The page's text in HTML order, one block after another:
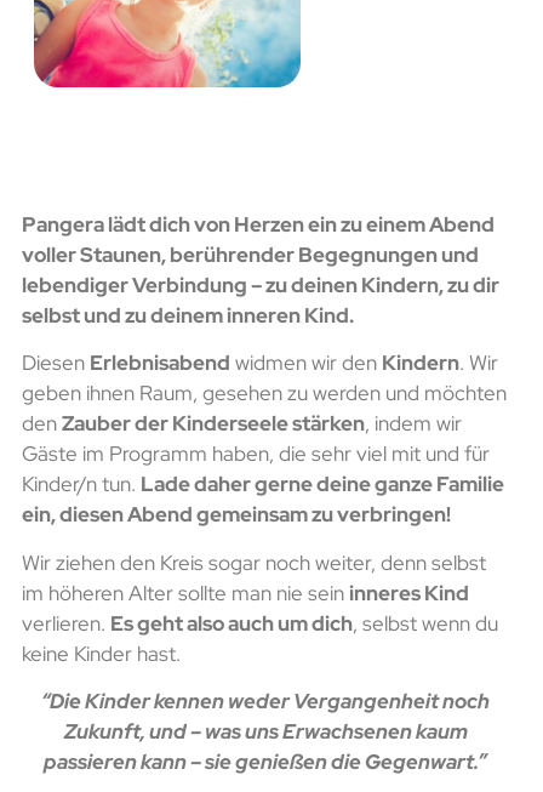
Pangera lädt dich von Herzen ein zu einem Abend
voller Staunen, berührender Begegnungen und
lebendiger Verbindung – zu deinen Kindern, zu dir
selbst und zu deinem inneren Kind.
Diesen Erlebnisabend widmen wir den Kindern. Wir
geben ihnen Raum, gesehen zu werden und möchten
denZauber der Kinderseele stärken, indem wir
Gäste im Programm haben, die sehr viel mit und für
Kinder/n tun. Lade daher gerne deine ganze Familie
ein, diesen Abend gemeinsam zu verbringen!
Wir ziehen den Kreis sogar noch weiter, denn selbst
im höheren Alter sollte man nie sein inneres Kind
verlieren. Es geht also auch um dich, selbst wenn du
keine Kinder hast.
“Die Kinder kennen weder Vergangenheit noch
Zukunft, und – was uns Erwachsenen kaum
passieren kann – sie genießen die Gegenwart.”